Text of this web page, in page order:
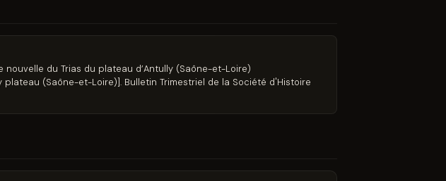
nouvelle du Trias du plateau d’Antully (Saône-et-Loire)
(Saône-et-Loire)]. Bulletin Trimestriel de la Société d'Histoire